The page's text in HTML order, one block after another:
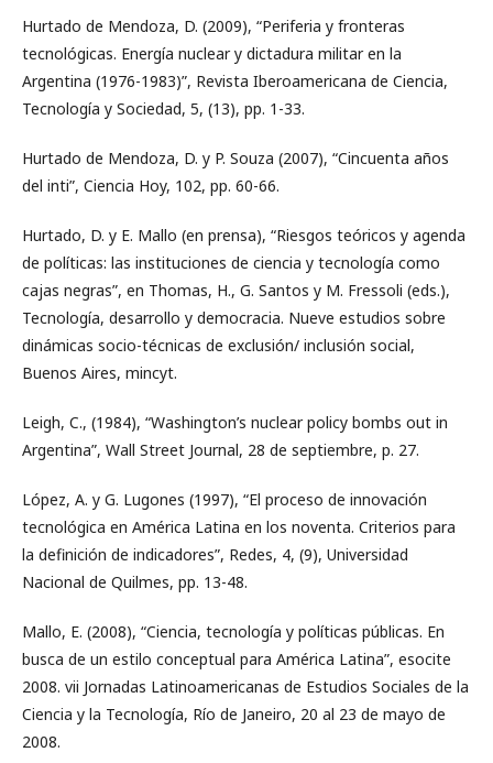
Hurtado de Mendoza, D. (2009), “Periferia y fronteras
tecnológicas. Energía nuclear y dictadura militar en la
Argentina (1976-1983)”, Revista Iberoamericana de Ciencia,
Tecnología y Sociedad, 5, (13), pp. 1-33.
Hurtado de Mendoza, D. y P. Souza (2007), “Cincuenta años
del inti”, Ciencia Hoy, 102, pp. 60-66.
Hurtado, D. y E. Mallo (en prensa), “Riesgos teóricos y agenda
de políticas: las instituciones de ciencia y tecnología como
cajas negras”, en Thomas, H., G. Santos y M. Fressoli (eds.),
Tecnología, desarrollo y democracia. Nueve estudios sobre
dinámicas socio-técnicas de exclusión/ inclusión social,
Buenos Aires, mincyt.
Leigh, C., (1984), “Washington’s nuclear policy bombs out in
Argentina”, Wall Street Journal, 28 de septiembre, p. 27.
López, A. y G. Lugones (1997), “El proceso de innovación
tecnológica en América Latina en los noventa. Criterios para
la definición de indicadores”, Redes, 4, (9), Universidad
Nacional de Quilmes, pp. 13-48.
Mallo, E. (2008), “Ciencia, tecnología y políticas públicas. En
busca de un estilo conceptual para América Latina”, esocite
2008. vii Jornadas Latinoamericanas de Estudios Sociales de la
Ciencia y la Tecnología, Río de Janeiro, 20 al 23 de mayo de
2008.